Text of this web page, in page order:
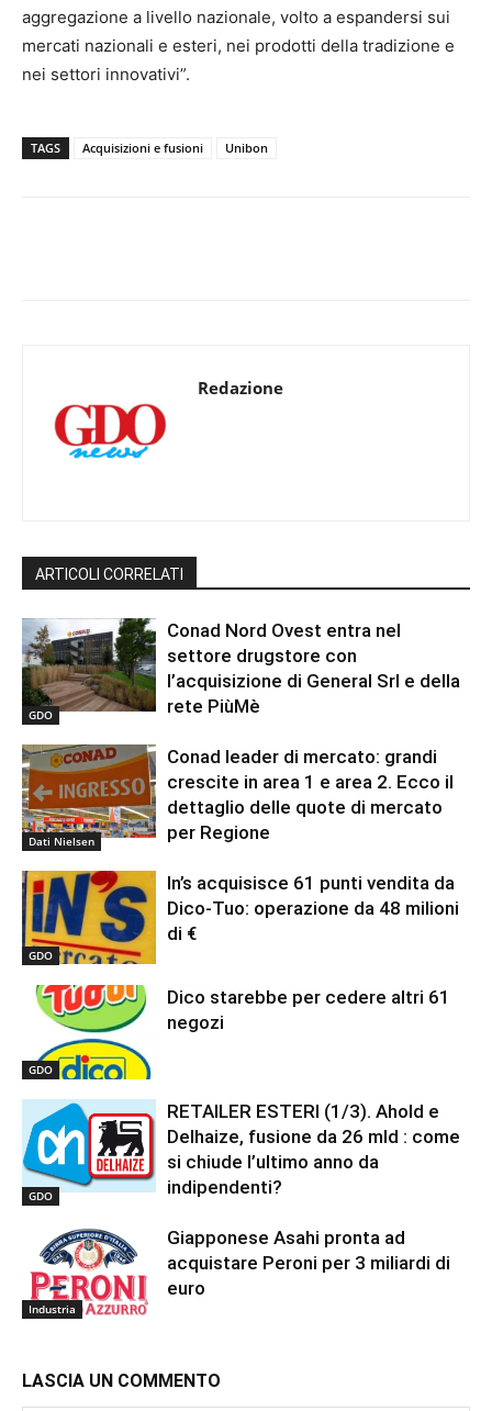
aggregazione a livello nazionale, volto a espandersi sui
mercati nazionali e esteri, nei prodotti della tradizione e
nei settori innovativi”.
TAGS Acquisizioni e fusioni Unibon
Redazione
ARTICOLI CORRELATI
GDO
Conad Nord Ovest entra nel
settore drugstore con
l’acquisizione di General Srl e della
rete PiùMè
Dati Nielsen
Conad leader di mercato: grandi
crescite in area 1 e area 2. Ecco il
dettaglio delle quote di mercato
per Regione
GDO
In’s acquisisce 61 punti vendita da
Dico-Tuo: operazione da 48 milioni
di €
GDO
Dico starebbe per cedere altri 61
negozi
GDO
RETAILER ESTERI (1/3). Ahold e
Delhaize, fusione da 26 mld : come
si chiude l’ultimo anno da
indipendenti?
Industria
Giapponese Asahi pronta ad
acquistare Peroni per 3 miliardi di
euro
LASCIA UN COMMENTO